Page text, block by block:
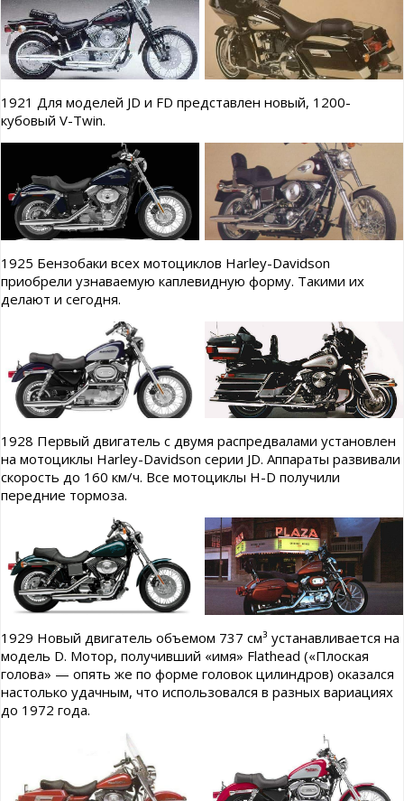
1921 Для моделей JD и FD представлен новый, 1200-
кубовый V-Twin.
1925 Бензобаки всех мотоциклов Harley-Davidson
приобрели узнаваемую каплевидную форму. Такими их
делают и сегодня.
1928 Первый двигатель с двумя распредвалами установлен
на мотоциклы Harley-Davidson серии JD. Аппараты развивали
скорость до 160 км/ч. Все мотоциклы H-D получили
передние тормоза.
1929 Новый двигатель объемом 737 см³ устанавливается на
модель D. Мотор, получивший «имя» Flathead («Плоская
голова» — опять же по форме головок цилиндров) оказался
настолько удачным, что использовался в разных вариациях
до 1972 года.